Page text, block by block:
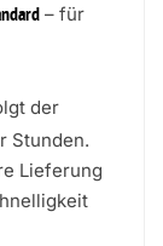
– für
der
Stunden.
Lieferung